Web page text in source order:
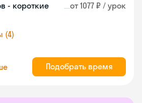
- короткие
от 1077 ₽ / урок
(4)
Подобрать время